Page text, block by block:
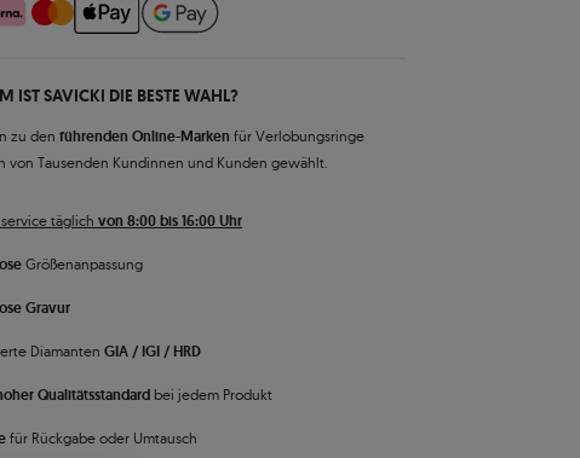
IST SAVICKI DIE BESTE WAHL?
zu den führenden Online-Marken für Verlobungsringe
von Tausenden Kundinnen und Kunden gewählt.
täglich von 8:00 bis 16:00 Uhr
Größenanpassung
Gravur
Diamanten GIA / IGI / HRD
Qualitätsstandard bei jedem Produkt
für Rückgabe oder Umtausch